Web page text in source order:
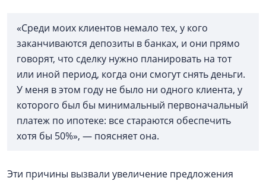
«Среди моих клиентов немало тех, у кого
заканчиваются депозиты в банках, и они прямо
говорят, что сделку нужно планировать на тот
или иной период, когда они смогут снять деньги.
У меня в этом году не было ни одного клиента, у
которого был бы минимальный первоначальный
платеж по ипотеке: все стараются обеспечить
хотя бы 50%», — поясняет она.
Эти причины вызвали увеличение предложения